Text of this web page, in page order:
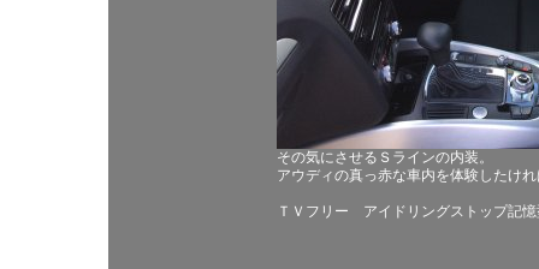
その気にさせるＳラインの内装。
アウディの真っ赤な車内を体験したけ
ＴＶフリー アイドリングストップ記